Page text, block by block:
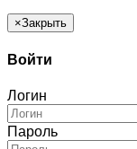
×Закрыть
Войти
Логин
Пароль